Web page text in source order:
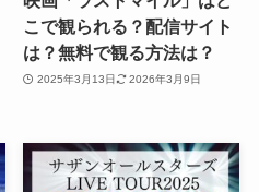
こで観られる？配信サイト
は？無料で観る方法は？
2025年3月13日 2026年3月9日